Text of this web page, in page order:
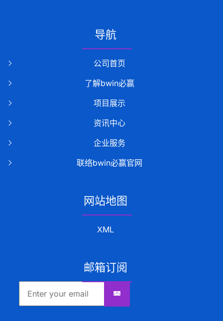
导航
公司首页
了解bwin必赢
项目展示
资讯中心
企业服务
联络bwin必赢官网
网站地图
XML
邮箱订阅